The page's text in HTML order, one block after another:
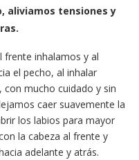
aliviamos tensiones y
frente inhalamos y al
el pecho, al inhalar
mucho cuidado y sin
caer suavemente la
los labios para mayor
la cabeza al frente y
adelante y atrás.